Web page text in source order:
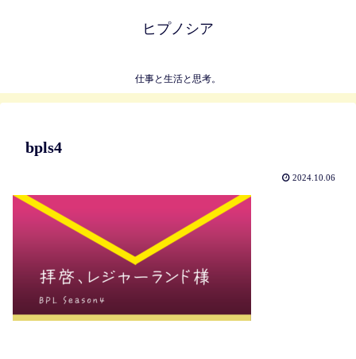
ヒプノシア
仕事と生活と思考。
bpls4
2024.10.06